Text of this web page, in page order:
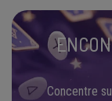
Concentre